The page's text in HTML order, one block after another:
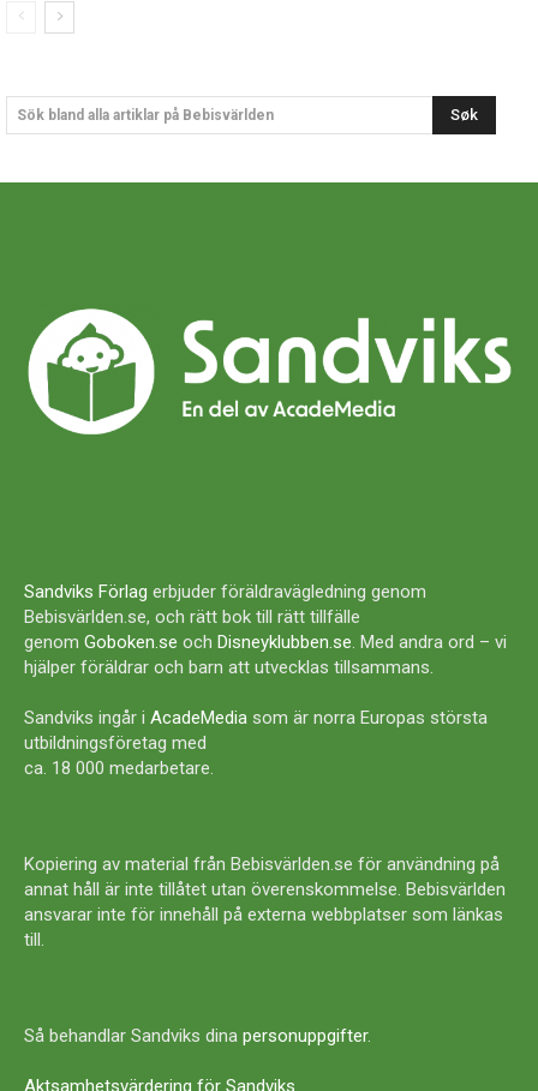
Sök bland alla artiklar på Bebisvärlden Søk
Sandviks Förlag erbjuder föräldravägledning genom
Bebisvärlden.se, och rätt bok till rätt tillfälle
genom Goboken.se och Disneyklubben.se. Med andra ord – vi
hjälper föräldrar och barn att utvecklas tillsammans.
Sandviks ingår i AcadeMedia som är norra Europas största
utbildningsföretag med
ca. 18 000 medarbetare.
Kopiering av material från Bebisvärlden.se för användning på
annat håll är inte tillåtet utan överenskommelse. Bebisvärlden
ansvarar inte för innehåll på externa webbplatser som länkas
till.
Så behandlar Sandviks dina personuppgifter.
Aktsamhetsvärdering för Sandviks